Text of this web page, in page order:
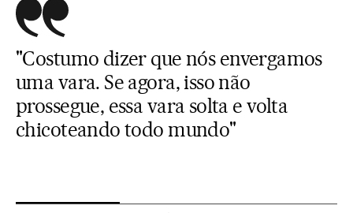
"Costumo dizer que nós envergamos
uma vara. Se agora, isso não
prossegue, essa vara solta e volta
chicoteando todo mundo"